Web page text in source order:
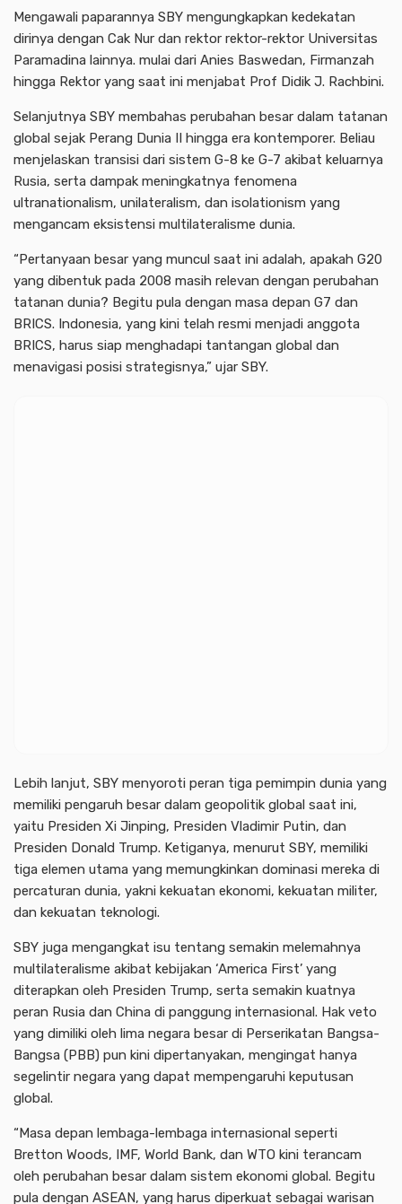
Mengawali paparannya SBY mengungkapkan kedekatan
dirinya dengan Cak Nur dan rektor rektor-rektor Universitas
Paramadina lainnya. mulai dari Anies Baswedan, Firmanzah
hingga Rektor yang saat ini menjabat Prof Didik J. Rachbini.
Selanjutnya SBY membahas perubahan besar dalam tatanan
global sejak Perang Dunia II hingga era kontemporer. Beliau
menjelaskan transisi dari sistem G-8 ke G-7 akibat keluarnya
Rusia, serta dampak meningkatnya fenomena
ultranationalism, unilateralism, dan isolationism yang
mengancam eksistensi multilateralisme dunia.
“Pertanyaan besar yang muncul saat ini adalah, apakah G20
yang dibentuk pada 2008 masih relevan dengan perubahan
tatanan dunia? Begitu pula dengan masa depan G7 dan
BRICS. Indonesia, yang kini telah resmi menjadi anggota
BRICS, harus siap menghadapi tantangan global dan
menavigasi posisi strategisnya,” ujar SBY.
Lebih lanjut, SBY menyoroti peran tiga pemimpin dunia yang
memiliki pengaruh besar dalam geopolitik global saat ini,
yaitu Presiden Xi Jinping, Presiden Vladimir Putin, dan
Presiden Donald Trump. Ketiganya, menurut SBY, memiliki
tiga elemen utama yang memungkinkan dominasi mereka di
percaturan dunia, yakni kekuatan ekonomi, kekuatan militer,
dan kekuatan teknologi.
SBY juga mengangkat isu tentang semakin melemahnya
multilateralisme akibat kebijakan ‘America First’ yang
diterapkan oleh Presiden Trump, serta semakin kuatnya
peran Rusia dan China di panggung internasional. Hak veto
yang dimiliki oleh lima negara besar di Perserikatan Bangsa-
Bangsa (PBB) pun kini dipertanyakan, mengingat hanya
segelintir negara yang dapat mempengaruhi keputusan
global.
“Masa depan lembaga-lembaga internasional seperti
Bretton Woods, IMF, World Bank, dan WTO kini terancam
oleh perubahan besar dalam sistem ekonomi global. Begitu
pula dengan ASEAN, yang harus diperkuat sebagai warisan